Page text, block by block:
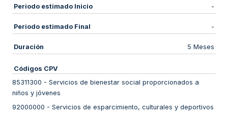
Periodo estimado Inicio -
Periodo estimado Final -
Duración 5 Meses
Códigos CPV
85311300 - Servicios de bienestar social proporcionados a
niños y jóvenes
92000000 - Servicios de esparcimiento, culturales y deportivos